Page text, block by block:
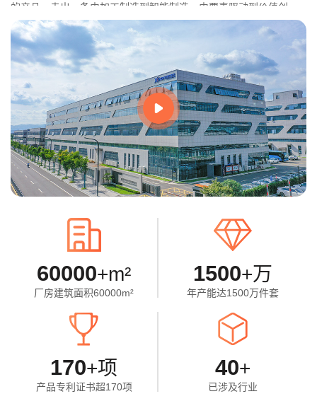
的产品，走出一条由加工制造到智能制造，由要素驱动到价值创
造的发展之路。
60000+m²
厂房建筑面积60000m²
1500+万
年产能达1500万件套
170+项
产品专利证书超170项
40+
已涉及行业